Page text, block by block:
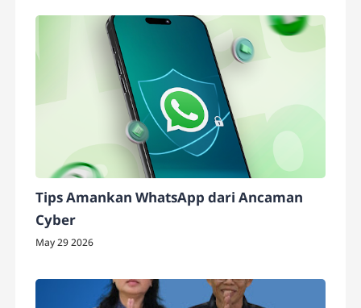
Tips Amankan WhatsApp dari Ancaman
Cyber
May 29 2026